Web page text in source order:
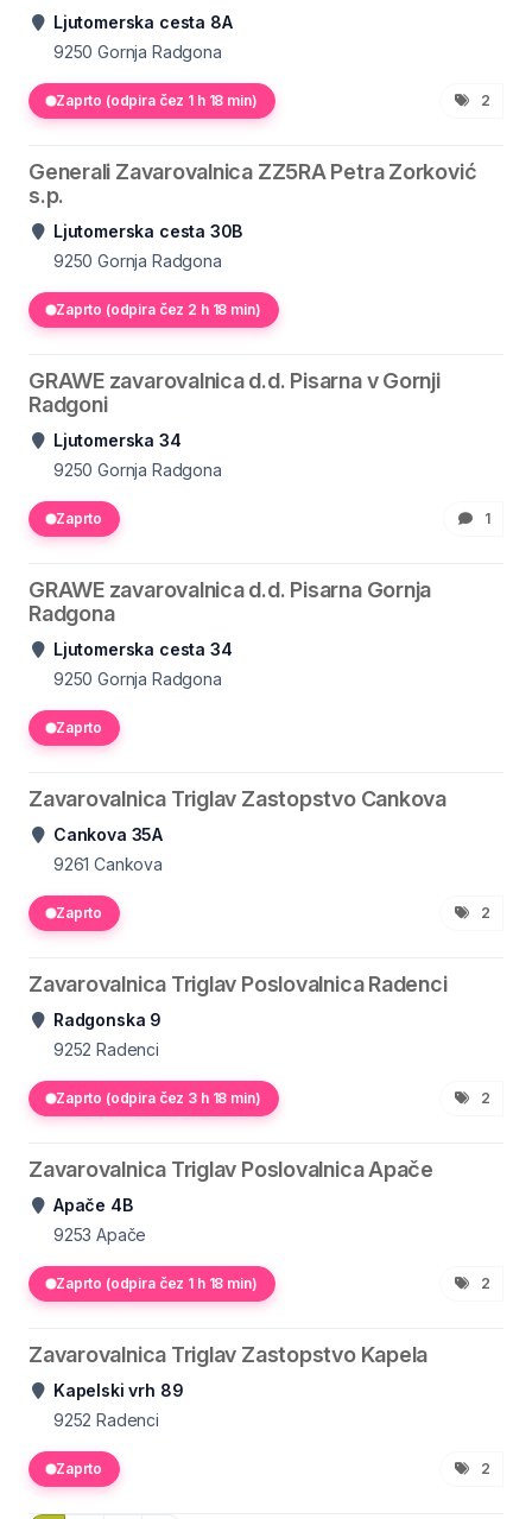
Ljutomerska cesta 8A
9250 Gornja Radgona
Zaprto (odpira čez 1 h 18 min) 2
Generali Zavarovalnica ZZ5RA Petra Zorković
s.p.
Ljutomerska cesta 30B
9250 Gornja Radgona
Zaprto (odpira čez 2 h 18 min)
GRAWE zavarovalnica d.d. Pisarna v Gornji
Radgoni
Ljutomerska 34
9250 Gornja Radgona
Zaprto 1
GRAWE zavarovalnica d.d. Pisarna Gornja
Radgona
Ljutomerska cesta 34
9250 Gornja Radgona
Zaprto
Zavarovalnica Triglav Zastopstvo Cankova
Cankova 35A
9261 Cankova
Zaprto 2
Zavarovalnica Triglav Poslovalnica Radenci
Radgonska 9
9252 Radenci
Zaprto (odpira čez 3 h 18 min) 2
Zavarovalnica Triglav Poslovalnica Apače
Apače 4B
9253 Apače
Zaprto (odpira čez 1 h 18 min) 2
Zavarovalnica Triglav Zastopstvo Kapela
Kapelski vrh 89
9252 Radenci
Zaprto 2